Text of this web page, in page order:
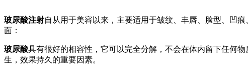
玻尿酸注射自从用于美容以来，主要适用于皱纹、丰唇、脸型、凹
面：
玻尿酸具有很好的相容性，它可以完全分解，不会在体内留下任何
生，效果持久的重要因素。